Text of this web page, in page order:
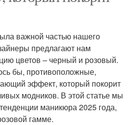
важной частью нашего
предлагают нам
цветов – черный и розовый.
бы, противоположные,
эффект, который покорит
модников. В этой статье мы
маникюра 2025 года,
гамме.